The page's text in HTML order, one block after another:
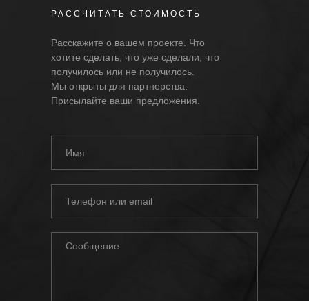
РАССЧИТАТЬ СТОИМОСТЬ
Расскажите о вашем проекте. Что
хотите сделать, что уже сделали, что
получилось или не получилось.
Мы открыты для партнерства.
Присылайте ваши предложения.